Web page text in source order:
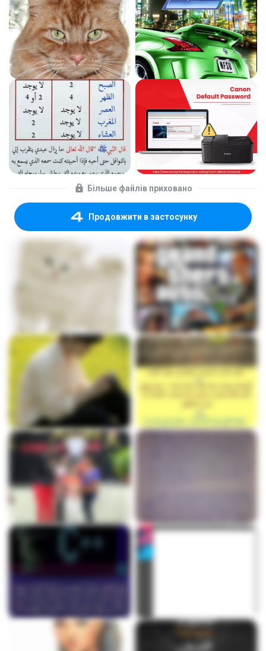
Більше файлів приховано
Продовжити в застосунку